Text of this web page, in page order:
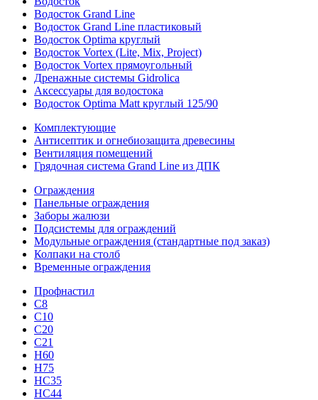
Водосток Grand Line
Водосток Grand Line пластиковый
Водосток Optima круглый
Водосток Vortex (Lite, Mix, Project)
Водосток Vortex прямоугольный
Дренажные системы Gidrolica
Аксессуары для водостока
Водосток Optima Matt круглый 125/90
Комплектующие
Антисептик и огнебиозащита древесины
Вентиляция помещений
Грядочная система Grand Line из ДПК
Ограждения
Панельные ограждения
Заборы жалюзи
Подсистемы для ограждений
Модульные ограждения (стандартные под заказ)
Колпаки на столб
Временные ограждения
Профнастил
С8
С10
С20
С21
H60
H75
HС35
НС44